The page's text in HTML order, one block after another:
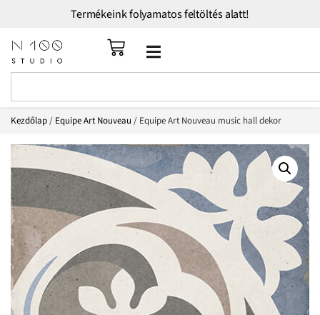
Termékeink folyamatos feltöltés alatt!
Kezdőlap/ Equipe Art Nouveau / Equipe Art Nouveau music hall dekor